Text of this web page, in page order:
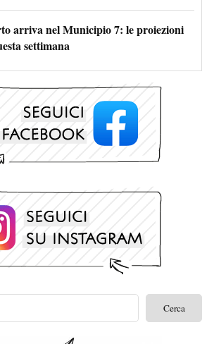
arriva nel Municipio 7: le proiezioni
settimana